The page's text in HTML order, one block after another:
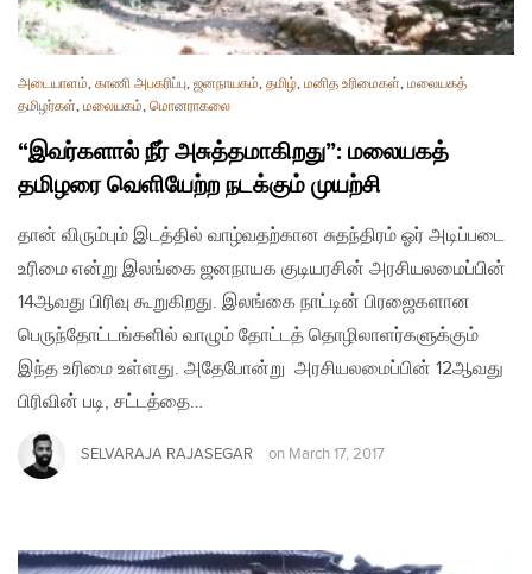
அடையாளம், காணி அபகரிப்பு, ஜனநாயகம், தமிழ், மனித உரிமைகள், மலையகத்
தமிழர்கள், மலையகம், மொனராகலை
“இவர்களால் நீர் அசுத்தமாகிறது”: மலையகத்
தமிழரை வெளியேற்ற நடக்கும் முயற்சி
தான் விரும்பும் இடத்தில் வாழ்வதற்கான சுதந்திரம் ஓர் அடிப்படை
உரிமை என்று இலங்கை ஜனநாயக குடியரசின் அரசியலமைப்பின்
14ஆவது பிரிவு கூறுகிறது. இலங்கை நாட்டின் பிரஜைகளான
பெருந்தோட்டங்களில் வாழும் தோட்டத் தொழிலாளர்களுக்கும்
இந்த உரிமை உள்ளது. அதேபோன்று அரசியலமைப்பின் 12ஆவது
பிரிவின் படி, சட்டத்தை…
SELVARAJA RAJASEGAR on March 17, 2017